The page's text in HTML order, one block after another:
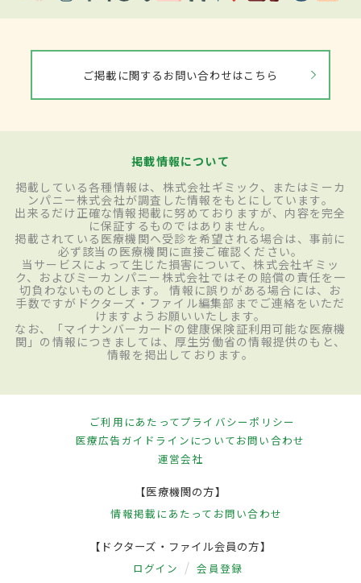
ご掲載に関するお問い合わせはこちら
掲載情報について
掲載している各種情報は、株式会社ギミック、またはミーカ
ンパニー株式会社が調査した情報をもとにしています。
出来るだけ正確な情報掲載に努めておりますが、内容を完全
に保証するものではありません。
掲載されている医療機関へ受診を希望される場合は、事前に
必ず該当の医療機関に直接ご確認ください。
当サービスによって生じた損害について、株式会社ギミッ
ク、およびミーカンパニー株式会社ではその賠償の責任を一
切負わないものとします。 情報に誤りがある場合には、お
手数ですがドクターズ・ファイル編集部までご連絡をいただ
けますようお願いいたします。
なお、「マイナンバーカードの健康保険証利用可能な医療機
関」の情報につきましては、厚生労働省の情報提供のもと、
情報を掲出しております。
ご利用にあたってプライバシーポリシー
医療広告ガイドラインについてお問い合わせ
運営会社
【医療機関の方】
情報掲載にあたって お問い合わせ
【ドクターズ・ファイル会員の方】
ログイン 会員登録